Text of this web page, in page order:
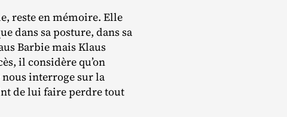
reste en mémoire. Elle
dans sa posture, dans sa
Barbie mais Klaus
il considère qu’on
interroge sur la
de lui faire perdre tout